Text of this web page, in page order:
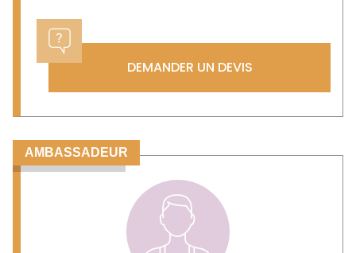
DEMANDER UN DEVIS
AMBASSADEUR